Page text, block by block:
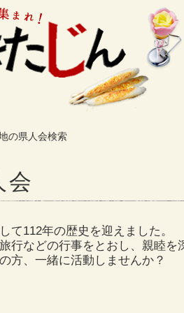
の県人会検索
会
て112年の歴史を迎えました。
行などの行事をとおし、親睦を
方、一緒に活動しませんか？